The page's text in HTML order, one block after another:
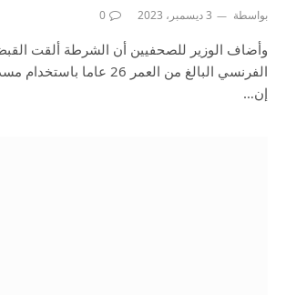
بواسطة 3 ديسمبر، 2023 0
وأضاف الوزير للصحفيين أن الشرطة ألقت
الفرنسي البالغ من العمر 26
إن…